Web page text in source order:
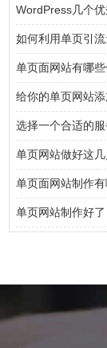
WordPress几个
如何利用单页引
单页面网站有哪些
给你的单页网站
选择一个合适的
单页网站做好这
单页面网站制作
单页网站制作好